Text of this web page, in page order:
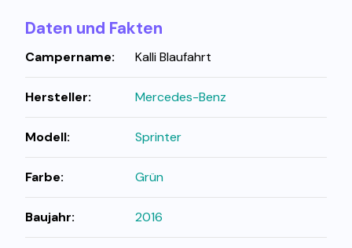
Daten und Fakten
Campername: Kalli Blaufahrt
Hersteller: Mercedes-Benz
Modell: Sprinter
Farbe: Grün
Baujahr: 2016